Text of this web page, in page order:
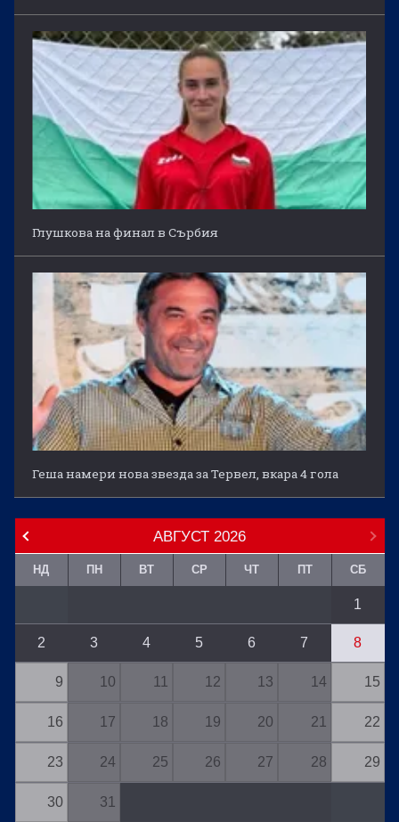
Глушкова на финал в Сърбия
Геша намери нова звезда за Тервел, вкара 4 гола
АВГУСТ 2026
НД ПН ВТ СР ЧТ ПТ СБ
1
2 3 4 5 6 7 8
9 10 11 12 13 14 15
16 17 18 19 20 21 22
23 24 25 26 27 28 29
30 31